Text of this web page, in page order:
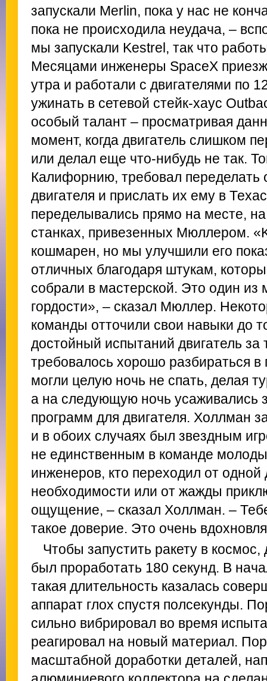
запускали Merlin, пока у нас не
пока не происходила неудача, –
мы запускали Kestrel, так что
Месяцами инженеры SpaceX
утра и работали с двигателями по
ужинать в сетевой стейк-хаус
особый талант – просматривая
момент, когда двигатель слишком
или делал еще что-нибудь не так.
Калифорнию, требовал переделать
двигателя и прислать их ему в
переделывались прямо на месте,
станках, привезенных Мюллером.
кошмарен, но мы улучшили его
отличных благодаря штукам,
собрали в мастерской. Это один из
гордости», – сказал Мюллер.
команды отточили свои навыки до
достойный испытаний двигатель
требовалось хорошо разбираться
могли целую ночь не спать, делая
а на следующую ночь усаживались
программ для двигателя. Холлман
и в обоих случаях был звездным
не единственным в команде
инженеров, кто переходил от одной
необходимости или от жажды
ощущение, – сказал Холлман. –
такое доверие. Это очень
Чтобы запустить ракету в
был проработать 180 секунд. В
такая длительность казалась
аппарат глох спустя полсекунды.
сильно вибрировал во время
реагировал на новый материал.
масштабной доработки деталей,